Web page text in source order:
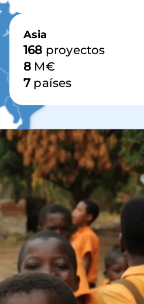
Asia
168 proyectos
8 M€
7 países